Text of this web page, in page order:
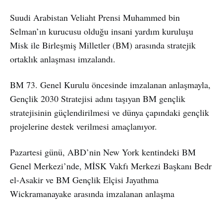
Suudi Arabistan Veliaht Prensi Muhammed bin
Selman’ın kurucusu olduğu insani yardım kuruluşu
Misk ile Birleşmiş Milletler (BM) arasında stratejik
ortaklık anlaşması imzalandı.
BM 73. Genel Kurulu öncesinde imzalanan anlaşmayla,
Gençlik 2030 Stratejisi adını taşıyan BM gençlik
stratejisinin güçlendirilmesi ve dünya çapındaki gençlik
projelerine destek verilmesi amaçlanıyor.
Pazartesi günü, ABD’nin New York kentindeki BM
Genel Merkezi’nde, MİSK Vakfı Merkezi Başkanı Bedr
el-Asakir ve BM Gençlik Elçisi Jayathma
Wickramanayake arasında imzalanan anlaşma